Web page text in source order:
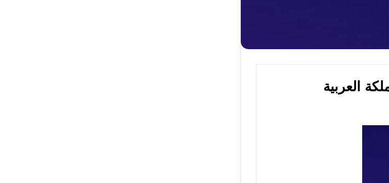
العربية